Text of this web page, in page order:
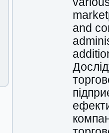
and